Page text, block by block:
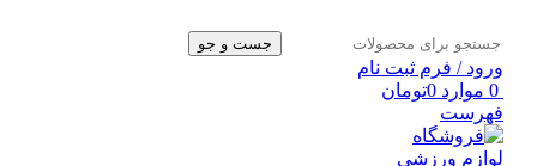
جست و جو
ورود / فرم ثبت نام
0 موارد 0تومان
فهرست